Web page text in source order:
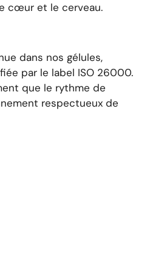
cœur et le cerveau.
dans nos gélules,
par le label ISO 26000.
que le rythme de
respectueux de